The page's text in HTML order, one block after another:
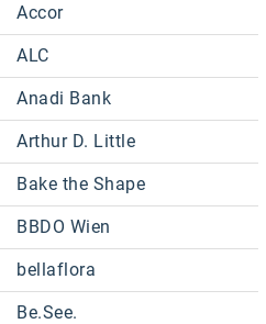
Accor
ALC
Anadi Bank
Arthur D. Little
Bake the Shape
BBDO Wien
bellaflora
Be.See.